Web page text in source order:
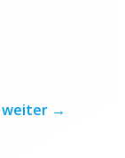
weiter →